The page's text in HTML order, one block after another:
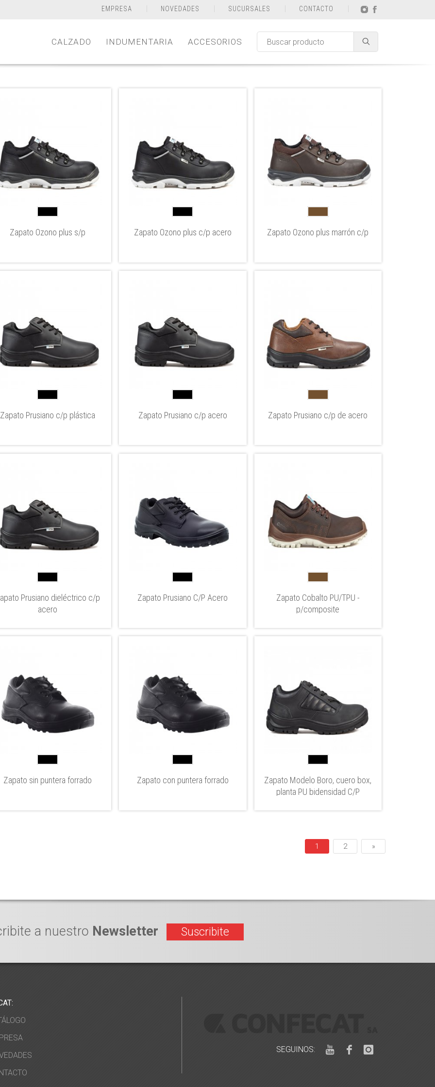
EMPRESA NOVEDADES SUCURSALES CONTACTO
CALZADO INDUMENTARIA ACCESORIOS
Zapato Ozono plus s/p Zapato Ozono plus c/p acero Zapato Ozono plus marrón c/p
Zapato Prusiano c/p plástica Zapato Prusiano c/p acero Zapato Prusiano c/p de acero
Prusiano dieléctrico c/p
acero
Zapato Prusiano C/P Acero
Zapato Cobalto PU/TPU -
p/composite
Zapato sin puntera forrado Zapato con puntera forrado
Zapato Modelo Boro, cuero box,
planta PU bidensidad C/P
1 2 »
a nuestro Newsletter Suscribite
SEGUINOS: